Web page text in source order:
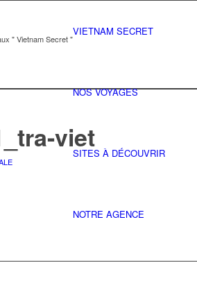
VIETNAM SECRET
" Vietnam Secret "
NOS VOYAGES
SITES À DÉCOUVRIR
NOTRE AGENCE
viet